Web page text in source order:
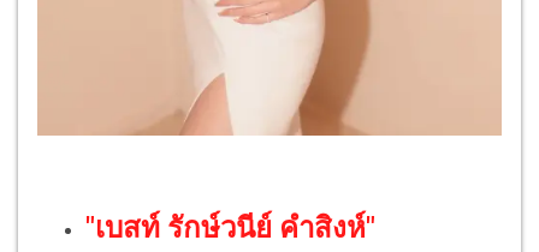
"เบสท์ รักษ์วนีย์ คำสิงห์"